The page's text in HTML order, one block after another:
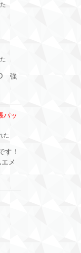
強
パッ
た
す！
メ